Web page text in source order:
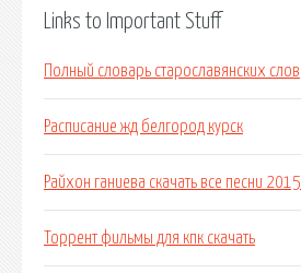
Links to Important Stuff
Полный словарь старославянских слов
Расписание жд белгород курск
Райхон ганиева скачать все песни 2015
Торрент фильмы для кпк скачать